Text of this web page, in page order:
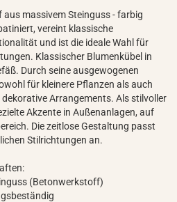
massivem Steinguss - farbig
vereint klassische
und ist die ideale Wahl für
Klassischer Blumenkübel in
Durch seine ausgewogenen
für kleinere Pflanzen als auch
Arrangements. Als stilvoller
Akzente in Außenanlagen, auf
Die zeitlose Gestaltung passt
Stilrichtungen an.
(Betonwerkstoff)